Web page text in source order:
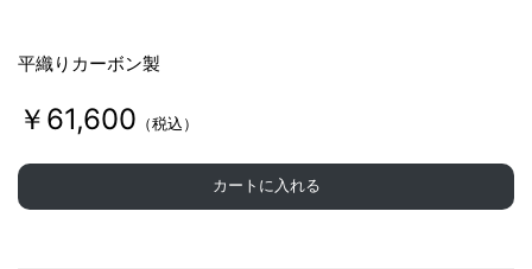
平織りカーボン製
￥61,600 （税込）
カートに入れる